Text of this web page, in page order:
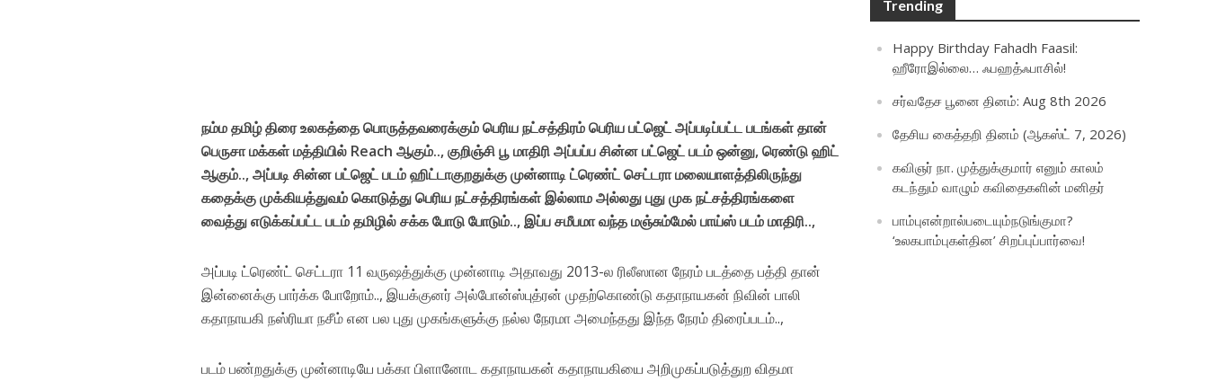
நம்ம தமிழ் திரை உலகத்தை பொருத்தவரைக்கும் பெரிய நட்சத்திரம் பெரிய பட்ஜெட் அப்படிப்பட்ட படங்கள் தான்
பெருசா மக்கள் மத்தியில் Reach ஆகும்.., குறிஞ்சி பூ மாதிரி அப்பப்ப சின்ன பட்ஜெட் படம் ஒன்னு, ரெண்டு ஹிட்
ஆகும்.., அப்படி சின்ன பட்ஜெட் படம் ஹிட்டாகுறதுக்கு முன்னாடி ட்ரெண்ட் செட்டரா மலையாளத்திலிருந்து
கதைக்கு முக்கியத்துவம் கொடுத்து பெரிய நட்சத்திரங்கள் இல்லாம அல்லது புது முக நட்சத்திரங்களை
வைத்து எடுக்கப்பட்ட படம் தமிழில் சக்க போடு போடும்.., இப்ப சமீபமா வந்த மஞ்சும்மேல் பாய்ஸ் படம் மாதிரி..,
அப்படி ட்ரெண்ட் செட்டரா 11 வருஷத்துக்கு முன்னாடி அதாவது 2013-ல ரிலீஸான நேரம் படத்தை பத்தி தான்
இன்னைக்கு பார்க்க போறோம்.., இயக்குனர் அல்போன்ஸ்புத்ரன் முதற்கொண்டு கதாநாயகன் நிவின் பாலி
கதாநாயகி நஸ்ரியா நசீம் என பல புது முகங்களுக்கு நல்ல நேரமா அமைந்தது இந்த நேரம் திரைப்படம்..,
படம் பண்றதுக்கு முன்னாடியே பக்கா பிளானோட கதாநாயகன் கதாநாயகியை அறிமுகப்படுத்துற விதமா
Trending
Happy Birthday Fahadh Faasil:
ஹீரோஇல்லை… ஃபஹத்ஃபாசில்!
சர்வதேச பூனை தினம்: Aug 8th 2026
தேசிய கைத்தறி தினம் (ஆகஸ்ட் 7, 2026)
கவிஞர் நா. முத்துக்குமார் எனும் காலம்
கடந்தும் வாழும் கவிதைகளின் மனிதர்
பாம்புஎன்றால்படையும்நடுங்குமா?
‘உலகபாம்புகள்தின’ சிறப்புப்பார்வை!